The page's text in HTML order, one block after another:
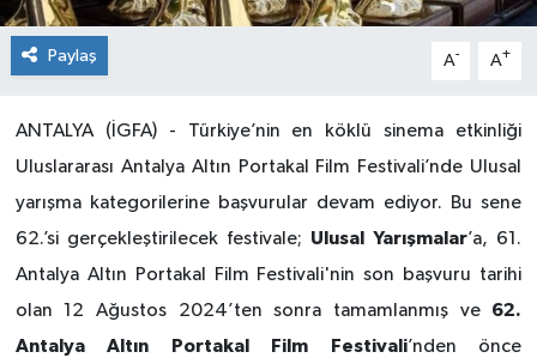
Paylaş A- A+
ANTALYA (İGFA) - Türkiye’nin en köklü sinema etkinliği
Uluslararası Antalya Altın Portakal Film Festivali’nde Ulusal
yarışma kategorilerine başvurular devam ediyor. Bu sene
62.’si gerçekleştirilecek festivale; Ulusal Yarışmalar’a, 61.
Antalya Altın Portakal Film Festivali'nin son başvuru tarihi
olan 12 Ağustos 2024’ten sonra tamamlanmış ve 62.
Antalya Altın Portakal Film Festivali’nden önce